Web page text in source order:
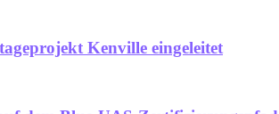
Kenville eingeleitet